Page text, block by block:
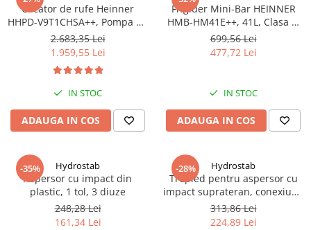
Uscator de rufe Heinner
HHPD-V9T1CHSA++, Pompa de
caldura, 9 kg, Clasa A++,
Functie Anti-sifonare, Argintiu
2.683,35 Lei
1.959,55 Lei
IN STOC
ADAUGA IN COS
Frigider Mini-Bar HEINNER
HMB-HM41E++, 41L, Clasa E,
Alb, Răcire Statică
699,56 Lei
477,72 Lei
IN STOC
ADAUGA IN COS
-35% Hydrostab
Aspersor cu impact din
plastic, 1 tol, 3 diuze
248,28 Lei
161,34 Lei
-28% Hydrostab
Trepied pentru aspersor cu
impact suprateran, conexiune
cm
313,86 Lei
224,89 Lei